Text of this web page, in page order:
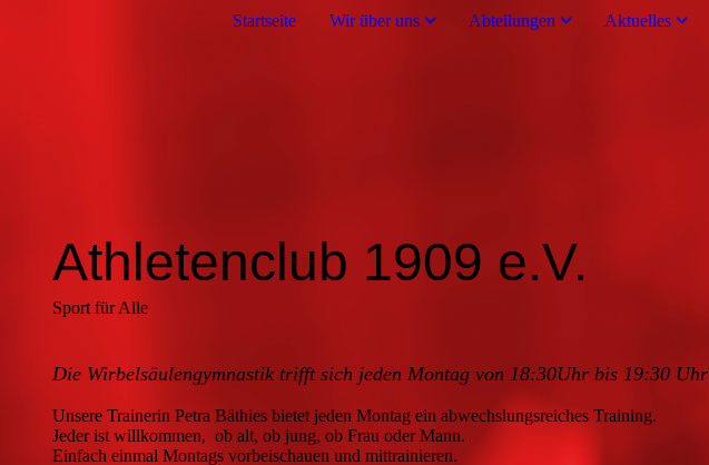
Startseite Wir über uns Abteilungen Aktuelles
Athletenclub 1909 e.V.
Sport für Alle
Die Wirbelsäulengymnastik trifft sich jeden Montag von 18:30Uhr bis 19:30 Uhr
Unsere Trainerin Petra Bäthies bietet jeden Montag ein abwechslungsreiches Training.
Jeder ist willkommen, ob alt, ob jung, ob Frau oder Mann.
Einfach einmal Montags vorbeischauen und mittrainieren.